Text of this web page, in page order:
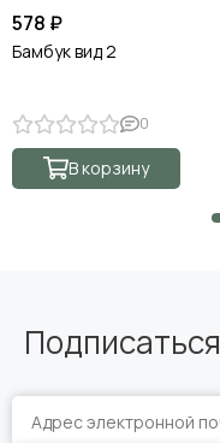
578 ₽
Бамбук вид 2
0
В корзину